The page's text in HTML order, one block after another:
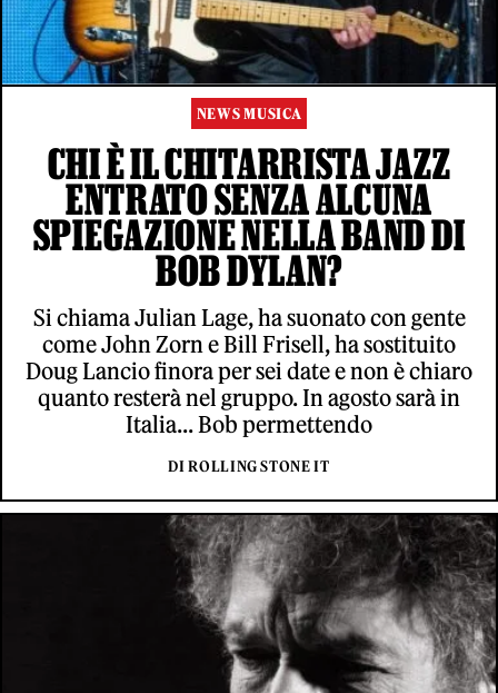
NEWS MUSICA
CHI È IL CHITARRISTA JAZZ
ENTRATO SENZA ALCUNA
SPIEGAZIONE NELLA BAND DI
BOB DYLAN?
Si chiama Julian Lage, ha suonato con gente
come John Zorn e Bill Frisell, ha sostituito
Doug Lancio finora per sei date e non è chiaro
quanto resterà nel gruppo. In agosto sarà in
Italia... Bob permettendo
DI ROLLING STONE IT